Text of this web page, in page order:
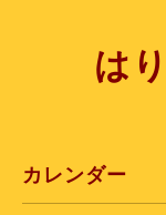
は
カレンダー